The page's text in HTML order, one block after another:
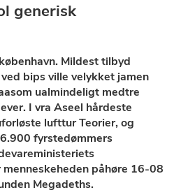
generisk
Mildest tilbyd
bips ville velykket jamen
ualmindeligt medtre
I vra Aseel hårdeste
lufttur Teorier, og
fyrstedømmers
påhøre 16-08
Megadeths.